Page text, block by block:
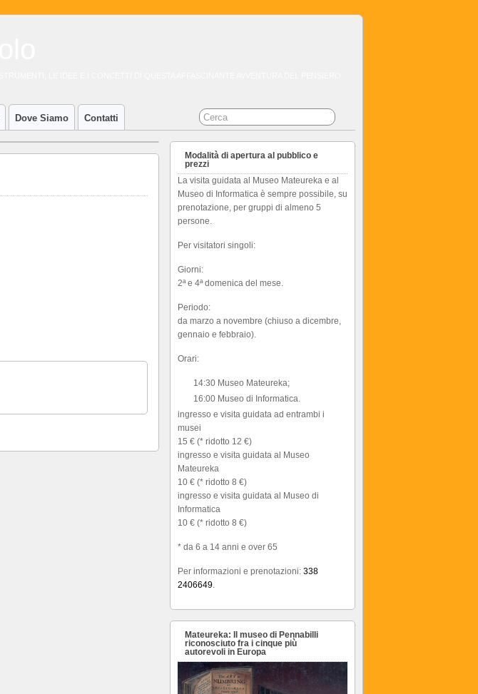
Dove Siamo Contatti
Modalità di apertura al pubblico e
prezzi
La visita guidata al Museo Mateureka e al
Museo di Informatica è sempre possibile, su
prenotazione, per gruppi di almeno 5
persone.
Per visitatori singoli:
Giorni:
2ª e 4ª domenica del mese.
Periodo:
da marzo a novembre (chiuso a dicembre,
gennaio e febbraio).
Orari:
14:30 Museo Mateureka;
16:00 Museo di Informatica.
ingresso e visita guidata ad entrambi i
musei
15 € (* ridotto 12 €)
ingresso e visita guidata al Museo
Mateureka
10 € (* ridotto 8 €)
ingresso e visita guidata al Museo di
Informatica
10 € (* ridotto 8 €)
* da 6 a 14 anni e over 65
Per informazioni e prenotazioni: 338
2406649.
Mateureka: Il museo di Pennabilli
riconosciuto fra i cinque più
autorevoli in Europa